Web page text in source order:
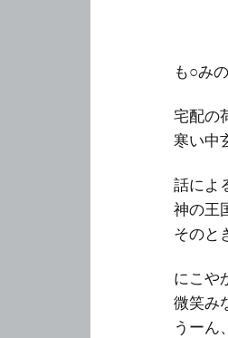
も○み
宅配の
寒い中
話によ
神の王
そのと
にこや
微笑み
うーん